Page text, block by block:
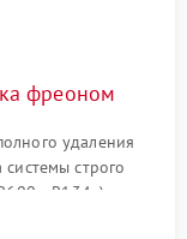
фреоном
удаления
строго
R134a) по
в системе.